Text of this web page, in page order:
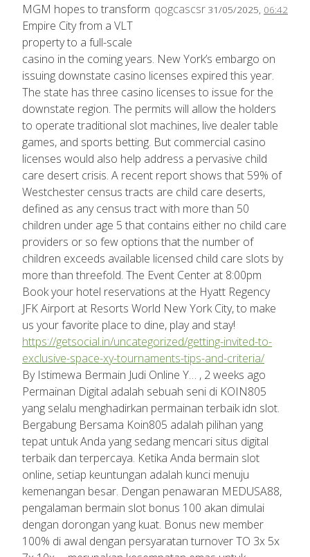
qogcascsr 31/05/2025, 06:42
MGM hopes to transform
Empire City from a VLT
property to a full-scale
casino in the coming years. New York’s embargo on
issuing downstate casino licenses expired this year.
The state has three casino licenses to issue for the
downstate region. The permits will allow the holders
to operate traditional slot machines, live dealer table
games, and sports betting. But commercial casino
licenses would also help address a pervasive child
care desert crisis. A recent report shows that 59% of
Westchester census tracts are child care deserts,
defined as any census tract with more than 50
children under age 5 that contains either no child care
providers or so few options that the number of
children exceeds available licensed child care slots by
more than threefold. The Event Center at 8:00pm
Book your hotel reservations at the Hyatt Regency
JFK Airport at Resorts World New York City, to make
us your favorite place to dine, play and stay!
https://getsocial.in/uncategorized/getting-invited-to-
exclusive-space-xy-tournaments-tips-and-criteria/
By Istimewa Bermain Judi Online Y… , 2 weeks ago
Permainan Digital adalah sebuah seni di KOIN805
yang selalu menghadirkan permainan terbaik idn slot.
Bergabung Bersama Koin805 adalah pilihan yang
tepat untuk Anda yang sedang mencari situs digital
terbaik dan terpercaya. Ketika Anda bermain slot
online, setiap keuntungan adalah kunci menuju
kemenangan besar. Dengan penawaran MEDUSA88,
pengalaman bermain slot bonus 100 akan dimulai
dengan dorongan yang kuat. Bonus new member
100% di awal dengan persyaratan turnover TO 3x 5x